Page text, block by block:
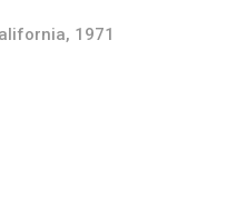
1971